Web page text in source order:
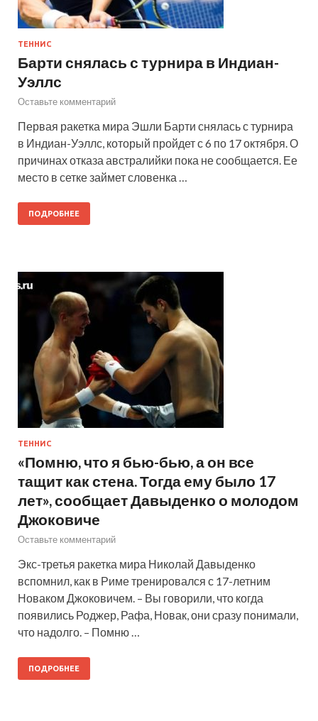
ТЕННИС
Барти снялась с турнира в Индиан-
Уэллс
Оставьте комментарий
Первая ракетка мира Эшли Барти снялась с турнира
в Индиан-Уэллс, который пройдет с 6 по 17 октября. О
причинах отказа австралийки пока не сообщается. Ее
место в сетке займет словенка …
ПОДРОБНЕЕ
ТЕННИС
«Помню, что я бью-бью, а он все
тащит как стена. Тогда ему было 17
лет», сообщает Давыденко о молодом
Джоковиче
Оставьте комментарий
Экс-третья ракетка мира Николай Давыденко
вспомнил, как в Риме тренировался с 17-летним
Новаком Джоковичем. – Вы говорили, что когда
появились Роджер, Рафа, Новак, они сразу понимали,
что надолго. – Помню …
ПОДРОБНЕЕ